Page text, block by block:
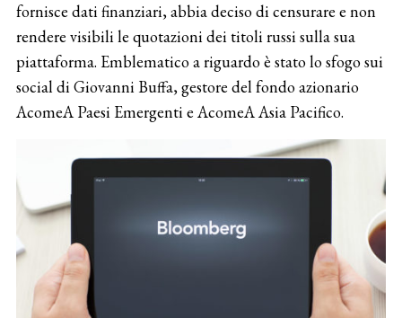
fornisce dati finanziari, abbia deciso di censurare e non
rendere visibili le quotazioni dei titoli russi sulla sua
piattaforma. Emblematico a riguardo è stato lo sfogo sui
social di Giovanni Buffa, gestore del fondo azionario
AcomeA Paesi Emergenti e AcomeA Asia Pacifico.